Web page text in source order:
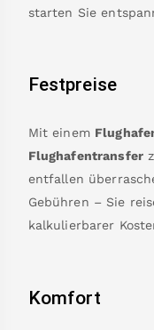
starten Sie
Festpreise
Mit einem
Flughafentransfer
entfallen
Gebühren – Sie
kalkulierbarer
Komfort